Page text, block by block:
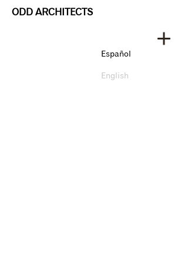
ODD ARCHITECTS
Español
English